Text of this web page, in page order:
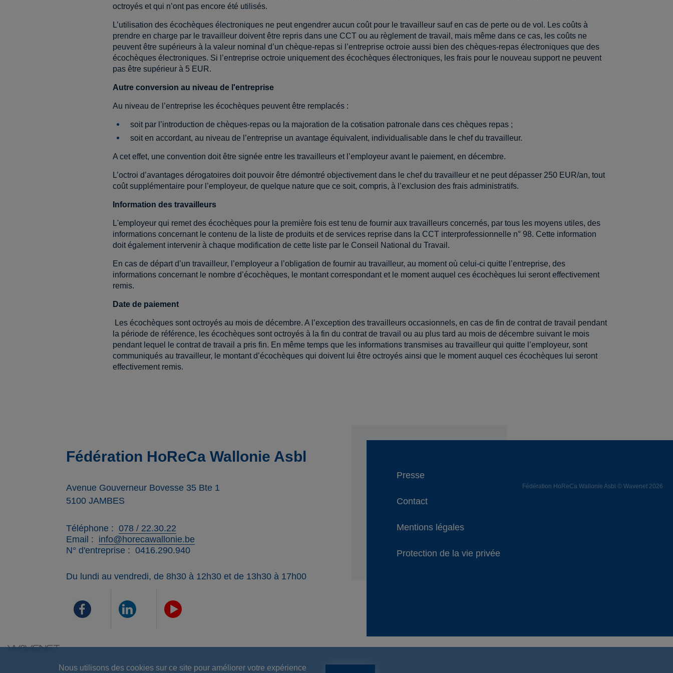
Nous utilisons des cookies sur ce site pour améliorer votre expérience
octroyés et qui n’ont pas encore été utilisés.
L’utilisation des écochèques électroniques ne peut engendrer aucun coût pour le travailleur sauf en cas de perte ou de vol. Les coûts à
prendre en charge par le travailleur doivent être repris dans une CCT ou au règlement de travail, mais même dans ce cas, les coûts ne
peuvent être supérieurs à la valeur nominal d’un chèque-repas si l’entreprise octroie aussi bien des chèques-repas électroniques que des
écochèques électroniques. Si l’entreprise octroie uniquement des écochèques électroniques, les frais pour le nouveau support ne peuvent
pas être supérieur à 5 EUR.
Autre conversion au niveau de l'entreprise
Au niveau de l’entreprise les écochèques peuvent être remplacés :
soit par l’introduction de chèques-repas ou la majoration de la cotisation patronale dans ces chèques repas ;
soit en accordant, au niveau de l’entreprise un avantage équivalent, individualisable dans le chef du travailleur.
A cet effet, une convention doit être signée entre les travailleurs et l’employeur avant le paiement, en décembre.
L’octroi d’avantages dérogatoires doit pouvoir être démontré objectivement dans le chef du travailleur et ne peut dépasser 250 EUR/an, tout
coût supplémentaire pour l’employeur, de quelque nature que ce soit, compris, à l’exclusion des frais administratifs.
Information des travailleurs
L'employeur qui remet des écochèques pour la première fois est tenu de fournir aux travailleurs concernés, par tous les moyens utiles, des
informations concernant le contenu de la liste de produits et de services reprise dans la CCT interprofessionnelle n° 98. Cette information
doit également intervenir à chaque modification de cette liste par le Conseil National du Travail.
En cas de départ d’un travailleur, l’employeur a l’obligation de fournir au travailleur, au moment où celui-ci quitte l’entreprise, des
informations concernant le nombre d’écochèques, le montant correspondant et le moment auquel ces écochèques lui seront effectivement
remis.
Date de paiement
Les écochèques sont octroyés au mois de décembre. A l’exception des travailleurs occasionnels, en cas de fin de contrat de travail pendant
la période de référence, les écochèques sont octroyés à la fin du contrat de travail ou au plus tard au mois de décembre suivant le mois
pendant lequel le contrat de travail a pris fin. En même temps que les informations transmises au travailleur qui quitte l’employeur, sont
communiqués au travailleur, le montant d’écochèques qui doivent lui être octroyés ainsi que le moment auquel ces écochèques lui seront
effectivement remis.
Fédération HoReCa Wallonie Asbl
Avenue Gouverneur Bovesse 35 Bte 1
5100 JAMBES
Téléphone
078 / 22.30.22
Email
info@horecawallonie.be
N° d'entreprise
0416.290.940
Du lundi au vendredi, de 8h30 à 12h30 et de 13h30 à 17h00
Presse
Contact
Mentions légales
Protection de la vie privée
Fédération HoReCa Wallonie Asbl © Wavenet 2026